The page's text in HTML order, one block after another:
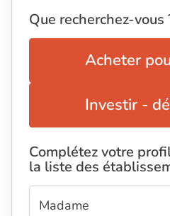
Que recherchez-vous
Acheter
Investir -
Complétez votre
la liste des